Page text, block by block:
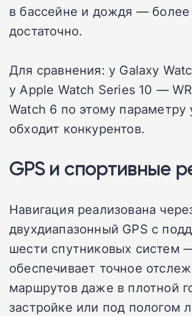
в бассейне и дождя —
достаточно.
Для сравнения: у Galaxy
у Apple Watch Series 10 —
Watch 6 по этому параметру
обходит конкурентов.
GPS и спортивные
Навигация реализована
двухдиапазонный GPS с
шести спутниковых систем
обеспечивает точное
маршрутов даже в плотной
застройке или под пологом